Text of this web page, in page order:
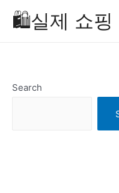
Skip
🛍️실제 쇼핑
Search